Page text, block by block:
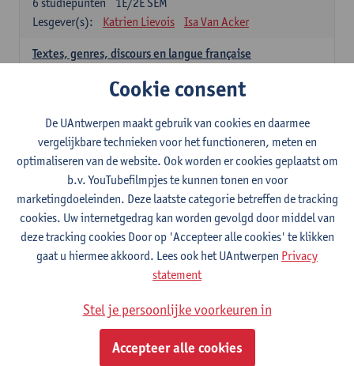
Lesgever(s):
Katrien Lievois Isa Van Acker
Textes, genres, discours en langue française
Kris Peeters
Spaans: verplichte opleidingsonderdelen
Gramática española 1
1E SEM
studiepunten
Lesgever(s):
Anne Verhaert
Gramática española 2
2E SEM
3studiepunten
Anne Verhaert
Lengua española: Destrezas básicas
Sabela Moreno Pereiro
Cookie consent
De UAntwerpen maakt gebruik van cookies en daarmee
vergelijkbare technieken voor het functioneren, meten en
optimaliseren van de website. Ook worden er cookies geplaatst om
b.v. YouTubefilmpjes te kunnen tonen en voor
marketingdoeleinden. Deze laatste categorie betreffen de tracking
cookies. Uw internetgedrag kan worden gevolgd door middel van
deze tracking cookies Door op 'Accepteer alle cookies' te klikken
gaat u hiermee akkoord. Lees ook het UAntwerpen Privacy
statement
Stel je persoonlijke voorkeuren in
Accepteer alle cookies